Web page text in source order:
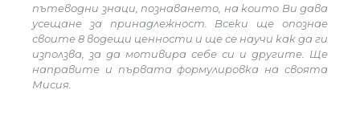
пътеводни знаци, познаването, на които Ви дава
усещане за принадлежност. Всеки ще опознае
своите 8 водещи ценности и ще се научи как да ги
използва, за да мотивира себе си и другите. Ще
направите и първата формулировка на своята
Мисия.